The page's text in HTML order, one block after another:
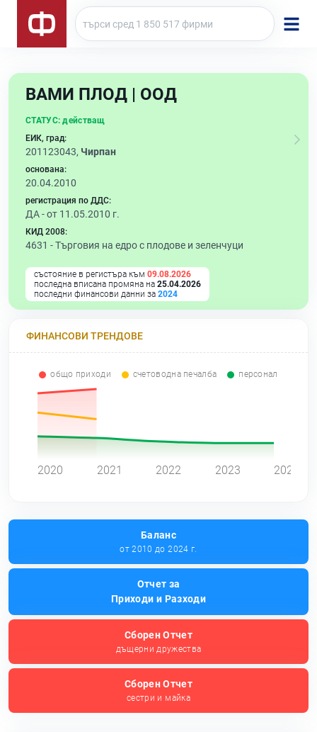
ВАМИ ПЛОД | ООД
СТАТУС: действащ
ЕИК, град:
201123043, Чирпан
основана:
20.04.2010
регистрация по ДДС:
ДА - от 11.05.2010 г.
КИД 2008:
4631 -Търговия на едро с плодове и зеленчуци
състояние в регистъра към 09.08.2026
последна вписана промяна на 25.04.2026
последни финансови данни за 2024
ФИНАНСОВИ ТРЕНДОВЕ
общо приходи счетоводна печалба персонал
2020 2021 2022 2023 2024
Баланс
от 2010 до 2024 г.
Отчет за
Приходи и Разходи
Сборен Отчет
дъщерни дружества
Сборен Отчет
сестри и майка